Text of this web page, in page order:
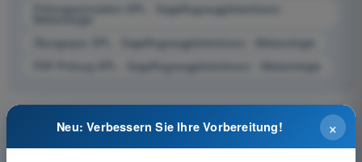
Prüfungssimulation SPL - Segelflugzeugpilotenlizenz -
Übungsquiz SPL - Segelflugzeugpilotenlizenz - Meteorologie
PDF-Prüfung SPL - Segelflugzeugpilotenlizenz - Meteorologie
×
Neu: Verbessern Sie Ihre Vorbereitung!